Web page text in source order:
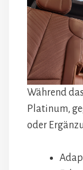
Während
Platinum,
oder